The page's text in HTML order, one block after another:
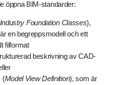
öppna BIM-standarder:
Industry Foundation Classes),
en begreppsmodell och ett
filformat
beskrivning av CAD-
(Model View Definition), som är